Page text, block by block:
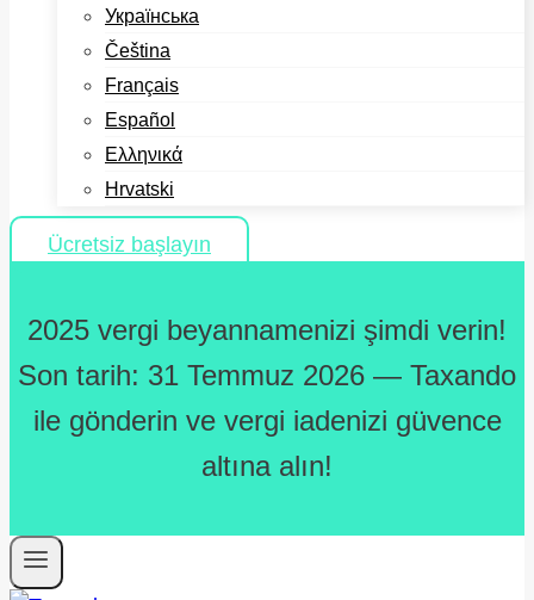
Українська
Čeština
Français
Español
Ελληνικά
Hrvatski
Ücretsiz başlayın
2025 vergi beyannamenizi şimdi verin!
Son tarih: 31 Temmuz 2026 — Taxando
ile gönderin ve vergi iadenizi güvence
altına alın!